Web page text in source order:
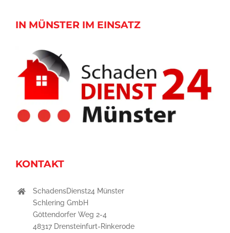
IN MÜNSTER IM EINSATZ
KONTAKT
SchadensDienst24 Münster
Schlering GmbH
Göttendorfer Weg 2-4
48317 Drensteinfurt-Rinkerode